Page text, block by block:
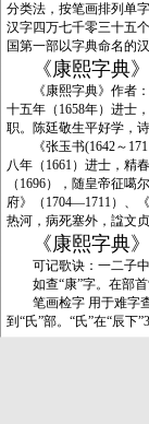
分类法，按笔画排列单
汉字四万七千零三十五
国第一部以字典命名的汉
《康熙字典
《康熙字典》作者：
十五年（1658年）进士
职。陈廷敬生平好学，
《张玉书(1642～
八年（1661）进士，精
（1696），随皇帝征
府》（1704—1711）、
热河，病死塞外，諡文
《康熙字典
可记歌诀：一二子中
如查“康”字。在部首索
笔画检字 用于难字查
到“氏”部。“氏”在“辰下